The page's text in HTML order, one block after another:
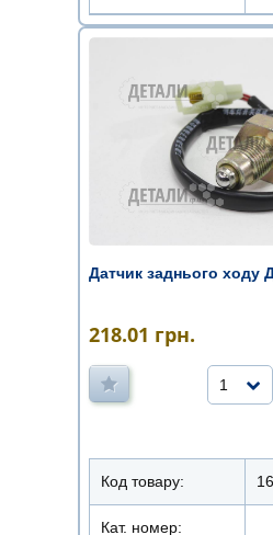
Датчик заднього ходу
218.01 грн.
1
Код товару:
Кат. номер: